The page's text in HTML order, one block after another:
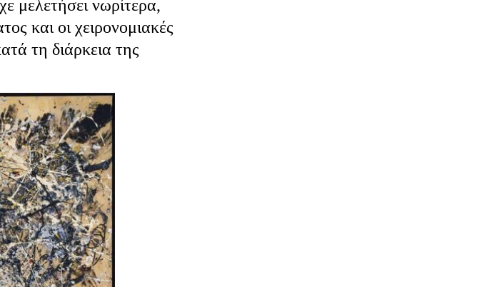
μελετήσει νωρίτερα,
και οι χειρονομιακές
τη διάρκεια της